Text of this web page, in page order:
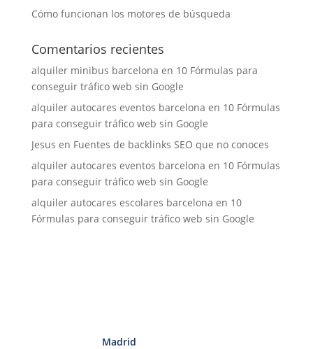
Cómo funcionan los motores de búsqueda
Comentarios recientes
alquiler minibus barcelona en 10 Fórmulas para
conseguir tráfico web sin Google
alquiler autocares eventos barcelona en 10 Fórmulas
para conseguir tráfico web sin Google
Jesus en Fuentes de backlinks SEO que no conoces
alquiler autocares eventos barcelona en 10 Fórmulas
para conseguir tráfico web sin Google
alquiler autocares escolares barcelona en 10
Fórmulas para conseguir tráfico web sin Google
Madrid